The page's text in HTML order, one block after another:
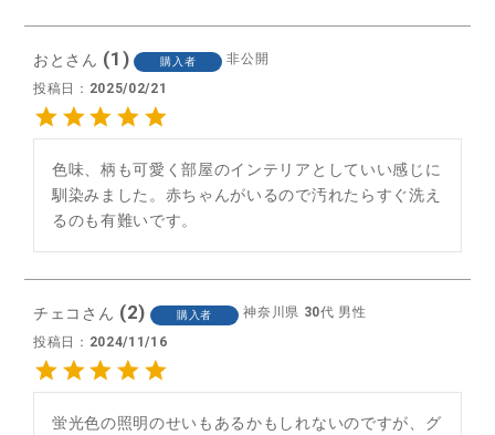
おと 1 購入者
非公開
投稿日
2025/02/21
色味、柄も可愛く部屋のインテリアとしていい感じに
馴染みました。赤ちゃんがいるので汚れたらすぐ洗え
るのも有難いです。
チェコ 2 購入者 神奈川県 30代 男性
投稿日
2024/11/16
蛍光色の照明のせいもあるかもしれないのですが、グ